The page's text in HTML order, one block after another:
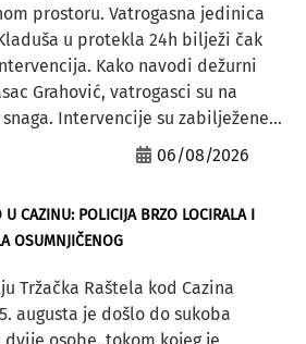
prostoru. Vatrogasna jedinica
u protekla 24h bilježi čak
Kako navodi dežurni
Grahović, vatrogasci su na
Intervencije su zabilježene...
06/08/2026
U CAZINU: POLICIJA BRZO LOCIRALA I
OSUMNJIČENOG
Tržačka Raštela kod Cazina
augusta je došlo do sukoba